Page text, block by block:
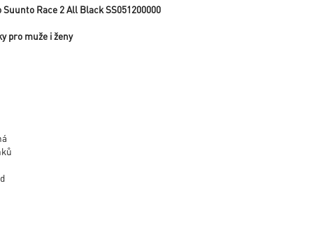
Race 2 All Black SS051200000
pro muže i ženy